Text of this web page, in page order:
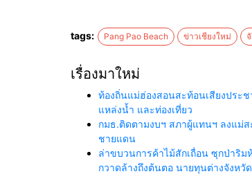
tags: Pang Pao Beach ข่าวเชียงใหม่
เรื่องมาใหม่
ท้องถิ่นแม่ฮ่องสอนสะท้อนเสียงปร
แหล่งน้ำ และท่องเที่ยว
กมธ.ติดตามงบฯ สภาผู้แทนฯ ลงแม่
ชายแดน
ล่าขบวนการค้าไม้สักเถื่อน ซุกป่าริ
กวาดล้างถึงต้นตอ นายทุนต่างจังหวัด